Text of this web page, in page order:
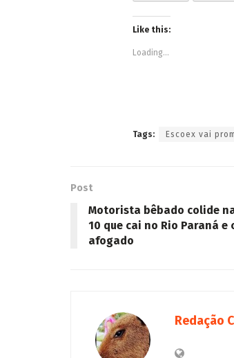
Like this:
Loading...
Tags: Escoex vai
Post
Motorista bêbado colide
10 que cai no Rio Paraná
afogado
Redação